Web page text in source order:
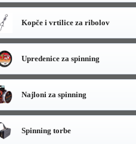
Kopče i vrtilice za ribolov
Upredenice za spinning
Najloni za spinning
Spinning torbe